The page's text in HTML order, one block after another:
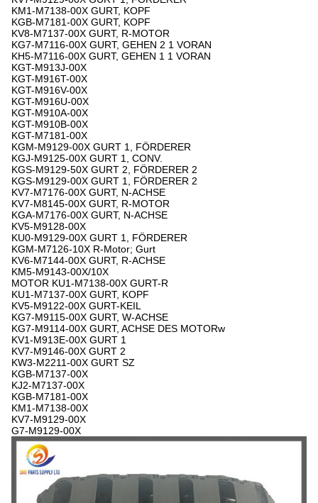
KM1-M7138-00X GURT, KOPF
KGB-M7181-00X GURT, KOPF
KV8-M7137-00X GURT, R-MOTOR
KG7-M7116-00X GURT, GEHEN 2 1 VORAN
KH5-M7116-00X GURT, GEHEN 1 1 VORAN
KGT-M913J-00X
KGT-M916T-00X
KGT-M916V-00X
KGT-M916U-00X
KGT-M910A-00X
KGT-M910B-00X
KGT-M7181-00X
KGM-M9129-00X GURT 1, FÖRDERER
KGJ-M9125-00X GURT 1, CONV.
KGS-M9129-50X GURT 2, FÖRDERER 2
KGS-M9129-00X GURT 1, FÖRDERER 2
KV7-M7176-00X GURT, N-ACHSE
KV7-M8145-00X GURT, R-MOTOR
KGA-M7176-00X GURT, N-ACHSE
KV5-M9128-00X
KU0-M9129-00X GURT 1, FÖRDERER
KGM-M7126-10X R-Motor; Gurt
KV6-M7144-00X GURT, R-ACHSE
KM5-M9143-00X/10X
MOTOR KU1-M7138-00X GURT-R
KU1-M7137-00X GURT, KOPF
KV5-M9122-00X GURT-KEIL
KG7-M9115-00X GURT, W-ACHSE
KG7-M9114-00X GURT, ACHSE DES MOTORw
KV1-M913E-00X GURT 1
KV7-M9146-00X GURT 2
KW3-M2211-00X GURT SZ
KGB-M7137-00X
KJ2-M7137-00X
KGB-M7181-00X
KM1-M7138-00X
KV7-M9129-00X
G7-M9129-00X